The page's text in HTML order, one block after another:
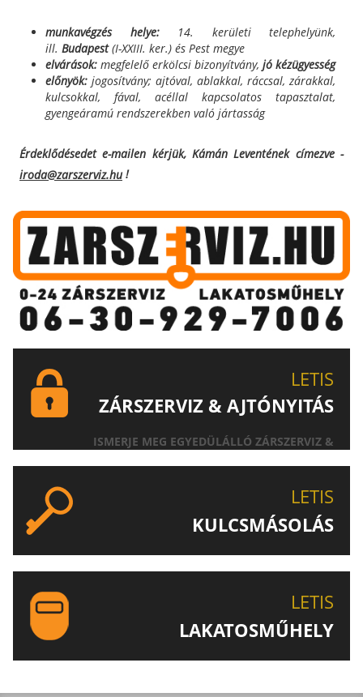
munkavégzés helye:14. kerületi telephelyünk,
ill. Budapest(I-XXIII. ker.) és Pest megye
elvárások: megfelelő erkölcsi bizonyítvány, jó kézügyesség
előnyök: jogosítvány; ajtóval, ablakkal, ráccsal, zárakkal,
kulcsokkal, fával, acéllal kapcsolatos tapasztalat,
gyengeáramú rendszerekben való jártasság
Érdeklődésedet e-mailen kérjük, Kámán Leventének címezve -
iroda@zarszerviz.hu!
LETIS
ZÁRSZERVIZ & AJTÓNYITÁS
ISMERJE MEG EGYEDÜLÁLLÓ ZÁRSZERVIZ &
LETIS
KULCSMÁSOLÁS
LETIS
LAKATOSMŰHELY